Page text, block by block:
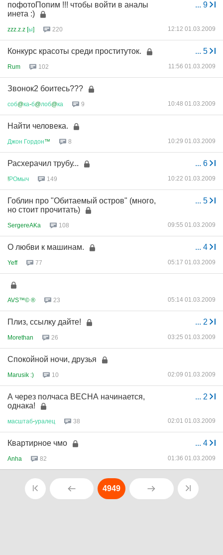
... 9
пофотоПопим !!! чтобы войти в аналы
инета :)
zzz.z.z [ы] 220 12:12 01.03.2009
... 5
Конкурс красоты среди проституток.
Rum 102 11:56 01.03.2009
Звонок2 боитесь???
соб@ка-б@лоб@ка 9 10:48 01.03.2009
Найти человека.
Джон Гордон™ 8 10:29 01.03.2009
... 6
Расхерачил трубу...
!РОмыч 149 10:22 01.03.2009
... 5
Гоблин про "Обитаемый остров" (много,
но стоит прочитать)
SergereAKa 108 09:55 01.03.2009
... 4
О любви к машинам.
Yeff 77 05:17 01.03.2009
AVS™© ® 23 05:14 01.03.2009
... 2
Плиз, ссылку дайте!
Morethan 26 03:25 01.03.2009
Спокойной ночи, друзья
Marusik :) 10 02:09 01.03.2009
... 2
А через полчаса ВЕСНА начинается,
однака!
масштаб-уралец 38 02:01 01.03.2009
... 4
Квартирное чмо
Anha 82 01:36 01.03.2009
4949